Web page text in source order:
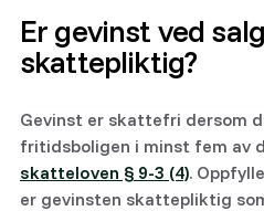
Er gevinst ved
skattepliktig?
Gevinst er skattefri dersom
fritidsboligen i minst fem av
skatteloven § 9-3 (4).
er gevinsten skattepliktig